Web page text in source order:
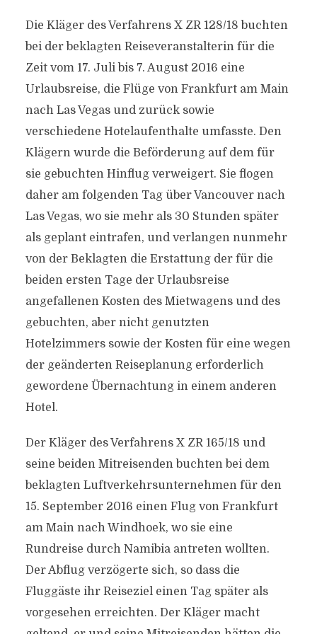
Die Kläger des Verfahrens X ZR 128/18 buchten
bei der beklagten Reiseveranstalterin für die
Zeit vom 17. Juli bis 7. August 2016 eine
Urlaubsreise, die Flüge von Frankfurt am Main
nach Las Vegas und zurück sowie
verschiedene Hotelaufenthalte umfasste. Den
Klägern wurde die Beförderung auf dem für
sie gebuchten Hinflug verweigert. Sie flogen
daher am folgenden Tag über Vancouver nach
Las Vegas, wo sie mehr als 30 Stunden später
als geplant eintrafen, und verlangen nunmehr
von der Beklagten die Erstattung der für die
beiden ersten Tage der Urlaubsreise
angefallenen Kosten des Mietwagens und des
gebuchten, aber nicht genutzten
Hotelzimmers sowie der Kosten für eine wegen
der geänderten Reiseplanung erforderlich
gewordene Übernachtung in einem anderen
Hotel.
Der Kläger des Verfahrens X ZR 165/18 und
seine beiden Mitreisenden buchten bei dem
beklagten Luftverkehrsunternehmen für den
15. September 2016 einen Flug von Frankfurt
am Main nach Windhoek, wo sie eine
Rundreise durch Namibia antreten wollten.
Der Abflug verzögerte sich, so dass die
Fluggäste ihr Reiseziel einen Tag später als
vorgesehen erreichten. Der Kläger macht